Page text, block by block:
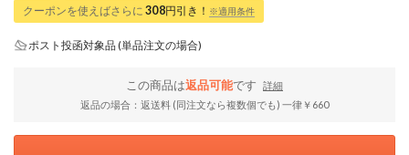
クーポンを使えばさらに 308円引き！ ※適用条件
ポスト投函対象品 (単品注文の場合)
この商品は返品可能です
詳細
返品の場合：返送料 (同注文なら複数個でも) 一律￥660